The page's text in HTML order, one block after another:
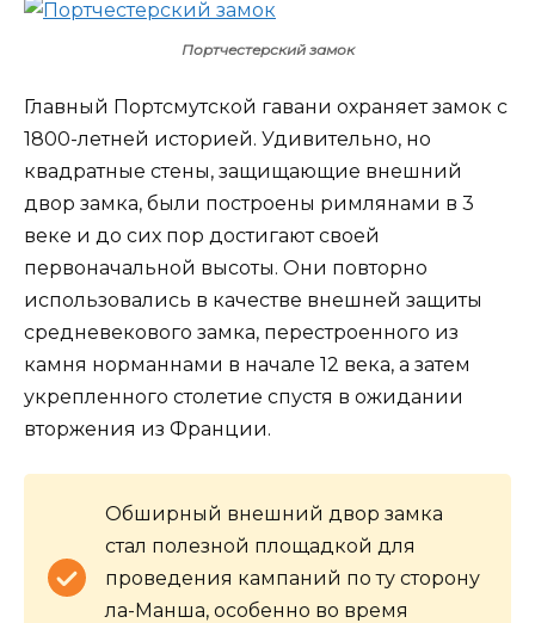
Портчестерский замок
Главный Портсмутской гавани охраняет замок с
1800-летней историей. Удивительно, но
квадратные стены, защищающие внешний
двор замка, были построены римлянами в 3
веке и до сих пор достигают своей
первоначальной высоты. Они повторно
использовались в качестве внешней защиты
средневекового замка, перестроенного из
камня норманнами в начале 12 века, а затем
укрепленного столетие спустя в ожидании
вторжения из Франции.
Обширный внешний двор замка
стал полезной площадкой для
проведения кампаний по ту сторону
ла-Манша, особенно во время